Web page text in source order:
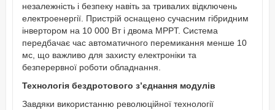
незалежність і безпеку навіть за тривалих відключень
електроенергії. Пристрій оснащено сучасним гібридним
інвертором на 10 000 Вт і двома MPPT. Система
передбачає час автоматичного перемикання менше 10
мс, що важливо для захисту електроніки та
безперервної роботи обладнання.
Технологія бездротового з’єднання модулів
Завдяки використанню революційної технології